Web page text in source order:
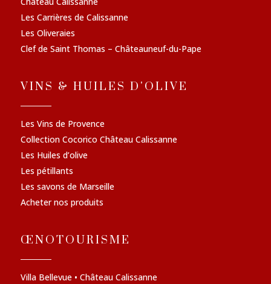
Les Carrières de Calissanne
Les Oliveraies
Clef de Saint Thomas – Châteauneuf-du-Pape
VINS & HUILES D'OLIVE
Les Vins de Provence
Collection Cocorico Château Calissanne
Les Huiles d’olive
Les pétillants
Les savons de Marseille
Acheter nos produits
ŒNOTOURISME
Villa Bellevue • Château Calissanne